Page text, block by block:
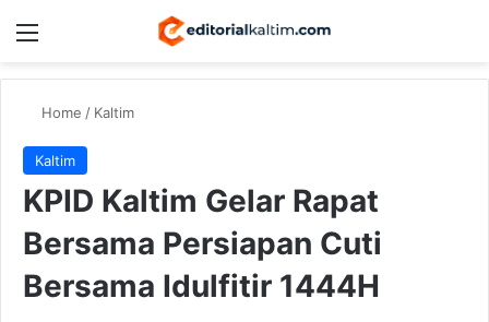
Menu
Home / Kaltim
Kaltim
KPID Kaltim Gelar Rapat
Bersama Persiapan Cuti
Bersama Idulfitir 1444H